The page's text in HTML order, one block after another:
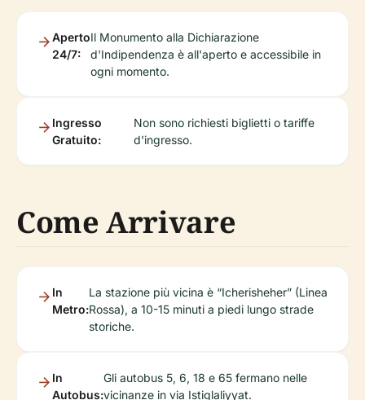
Aperto
24/7:
Il Monumento alla Dichiarazione
d'Indipendenza è all'aperto e accessibile in
ogni momento.
Ingresso
Gratuito:
Non sono richiesti biglietti o tariffe
d'ingresso.
Come Arrivare
In
Metro:
La stazione più vicina è “Icherisheher” (Linea
Rossa), a 10-15 minuti a piedi lungo strade
storiche.
In
Autobus:
Gli autobus 5, 6, 18 e 65 fermano nelle
vicinanze in via Istiglaliyyat.